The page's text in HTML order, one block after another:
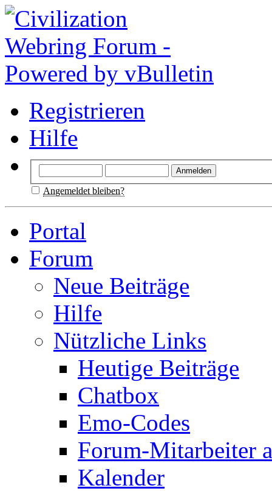
Registrieren
Hilfe
Angemeldet bleiben?
Portal
Forum
Neue Beiträge
Hilfe
Nützliche Links
Heutige Beiträge
Chatbox
Emo-Codes
Forum-Mitarbeiter
Kalender